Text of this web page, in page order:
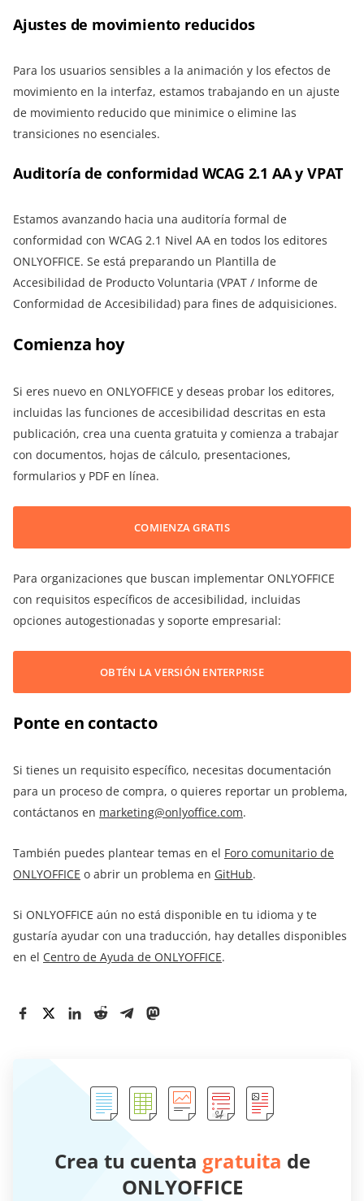
Ajustes de movimiento reducidos
Para los usuarios sensibles a la animación y los efectos de
movimiento en la interfaz, estamos trabajando en un ajuste
de movimiento reducido que minimice o elimine las
transiciones no esenciales.
Auditoría de conformidad WCAG 2.1 AA y VPAT
Estamos avanzando hacia una auditoría formal de
conformidad con WCAG 2.1 Nivel AA en todos los editores
ONLYOFFICE. Se está preparando un Plantilla de
Accesibilidad de Producto Voluntaria (VPAT / Informe de
Conformidad de Accesibilidad) para fines de adquisiciones.
Comienza hoy
Si eres nuevo en ONLYOFFICE y deseas probar los editores,
incluidas las funciones de accesibilidad descritas en esta
publicación, crea una cuenta gratuita y comienza a trabajar
con documentos, hojas de cálculo, presentaciones,
formularios y PDF en línea.
COMIENZA GRATIS
Para organizaciones que buscan implementar ONLYOFFICE
con requisitos específicos de accesibilidad, incluidas
opciones autogestionadas y soporte empresarial:
OBTÉN LA VERSIÓN ENTERPRISE
Ponte en contacto
Si tienes un requisito específico, necesitas documentación
para un proceso de compra, o quieres reportar un problema,
contáctanos en marketing@onlyoffice.com.
También puedes plantear temas en el Foro comunitario de
ONLYOFFICE o abrir un problema en GitHub.
Si ONLYOFFICE aún no está disponible en tu idioma y te
gustaría ayudar con una traducción, hay detalles disponibles
en el Centro de Ayuda de ONLYOFFICE.
Crea tu cuenta gratuita de
ONLYOFFICE